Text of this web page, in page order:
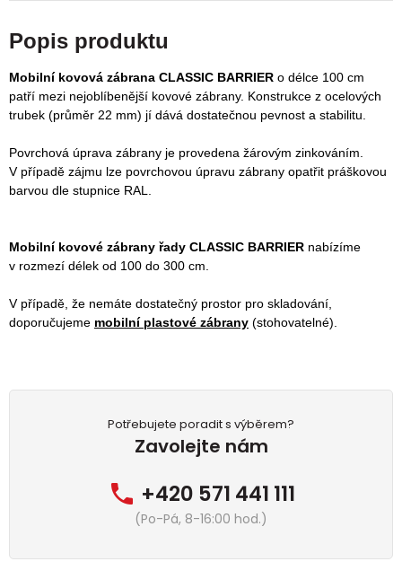
Popis produktu
Mobilní kovová zábrana CLASSIC BARRIER o délce 100 cm
patří mezi nejoblíbenější kovové zábrany. Konstrukce z ocelových
trubek (průměr 22 mm) jí dává dostatečnou pevnost a stabilitu.
Povrchová úprava zábrany je provedena žárovým zinkováním.
V případě zájmu lze povrchovou úpravu zábrany opatřit práškovou
barvou dle stupnice RAL.
Mobilní kovové zábrany řady CLASSIC BARRIER nabízíme
v rozmezí délek od 100 do 300 cm.
V případě, že nemáte dostatečný prostor pro skladování,
doporučujeme mobilní plastové zábrany (stohovatelné).
Potřebujete poradit s výběrem?
Zavolejte nám
+420 571 441 111
(Po-Pá, 8-16:00 hod.)